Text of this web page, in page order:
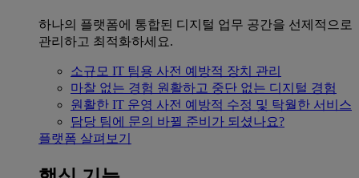
하나의 플랫폼에 통합된 디지털 업무 공간을 선제적으로
관리하고 최적화하세요.
소규모 IT 팀용 사전 예방적 장치 관리
마찰 없는 경험 원활하고 중단 없는 디지털 경험
원활한 IT 운영 사전 예방적 수정 및 탁월한 서비스
담당 팀에 문의 바뀔 준비가 되셨나요?
플랫폼 살펴보기